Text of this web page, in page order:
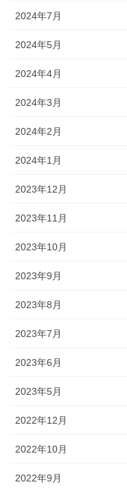
2024年7月
2024年5月
2024年4月
2024年3月
2024年2月
2024年1月
2023年12月
2023年11月
2023年10月
2023年9月
2023年8月
2023年7月
2023年6月
2023年5月
2022年12月
2022年10月
2022年9月